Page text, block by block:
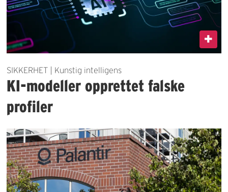
SIKKERHET | Kunstig intelligens
KI-modeller opprettet falske
profiler